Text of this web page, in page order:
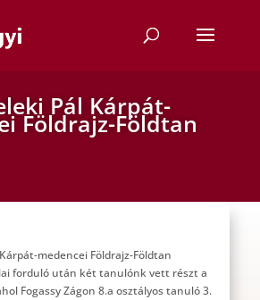
Pál Kárpát-
Földrajz-Földtan
medencei Földrajz-Földtan
forduló után két tanulónk vett részt a
Fogassy Zágon 8.a osztályos tanuló 3.